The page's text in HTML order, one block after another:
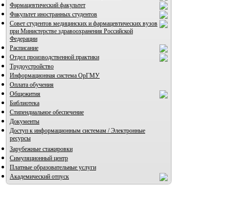
Фармацевтический факультет
Факультет иностранных студентов
Совет студентов медицинских и фармацевтических вузов
при Министерстве здравоохранения Российской
Федерации
Расписание
Отдел производственной практики
Трудоустройство
Информационная система ОрГМУ
Оплата обучения
Общежития
Библиотека
Стипендиальное обеспечение
Документы
Доступ к информационным системам / Электронные
ресурсы
Зарубежные стажировки
Симуляционный центр
Платные образовательные услуги
Академический отпуск